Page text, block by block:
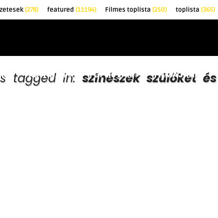
(278) featured (11194) Filmes toplista (250) toplista (365)
KRITIKÁK TOPLISTÁK FILMAJÁNLÓ
tagged in: színészek szülőket